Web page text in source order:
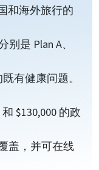
和海外旅行的
是 Plan A、
有健康问题。
$130,000 的政
盖，并可在线